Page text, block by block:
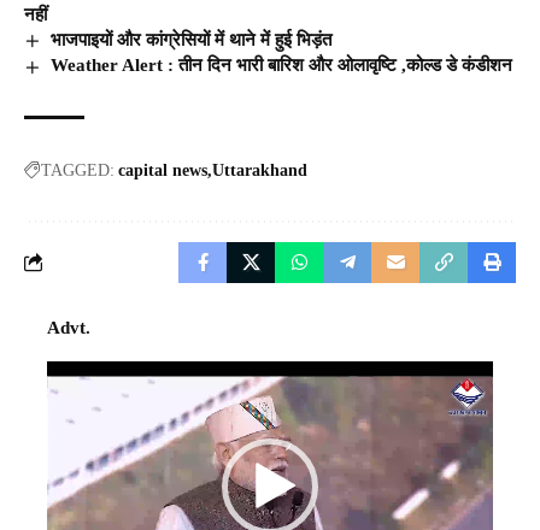
नहीं
भाजपाइयों और कांग्रेसियों में थाने में हुई भिड़ंत
Weather Alert : तीन दिन भारी बारिश और ओलावृष्टि ,कोल्ड डे कंडीशन
TAGGED: capital news Uttarakhand
Advt.
Video